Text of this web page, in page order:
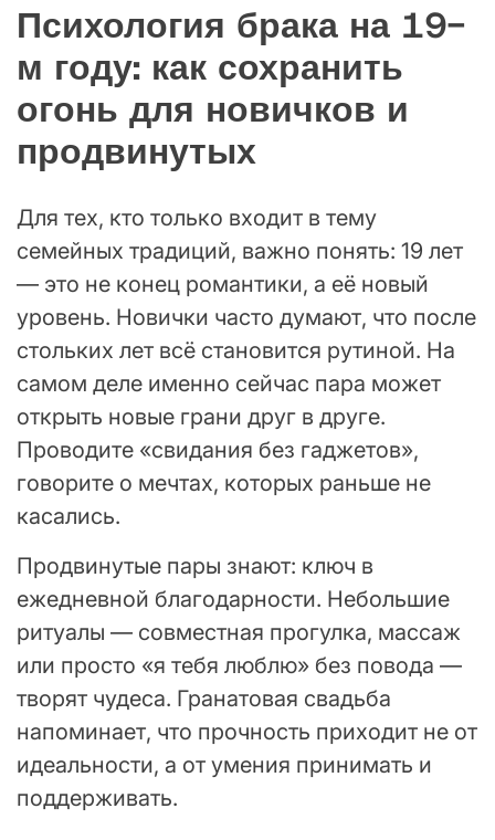
Психология брака на 19-
м году: как сохранить
огонь для новичков и
продвинутых
Для тех, кто только входит в тему
семейных традиций, важно понять: 19 лет
— это не конец романтики, а её новый
уровень. Новички часто думают, что после
стольких лет всё становится рутиной. На
самом деле именно сейчас пара может
открыть новые грани друг в друге.
Проводите «свидания без гаджетов»,
говорите о мечтах, которых раньше не
касались.
Продвинутые пары знают: ключ в
ежедневной благодарности. Небольшие
ритуалы — совместная прогулка, массаж
или просто «я тебя люблю» без повода —
творят чудеса. Гранатовая свадьба
напоминает, что прочность приходит не от
идеальности, а от умения принимать и
поддерживать.